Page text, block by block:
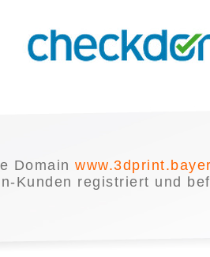
Domain
Kunden registriert und